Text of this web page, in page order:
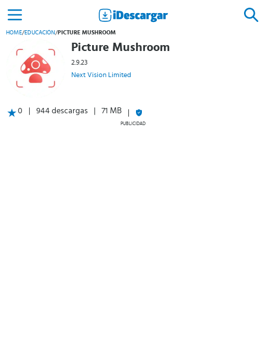
HOME/EDUCACIÓN/ PICTURE MUSHROOM
Picture Mushroom
2.9.23
Next Vision Limited
0 944 descargas 71 MB
PUBLICIDAD